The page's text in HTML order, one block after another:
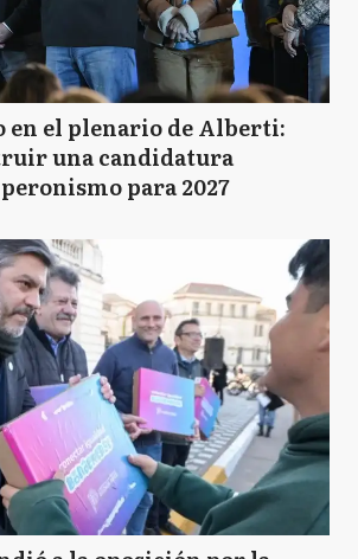
en el plenario de Alberti:
una candidatura
para 2027